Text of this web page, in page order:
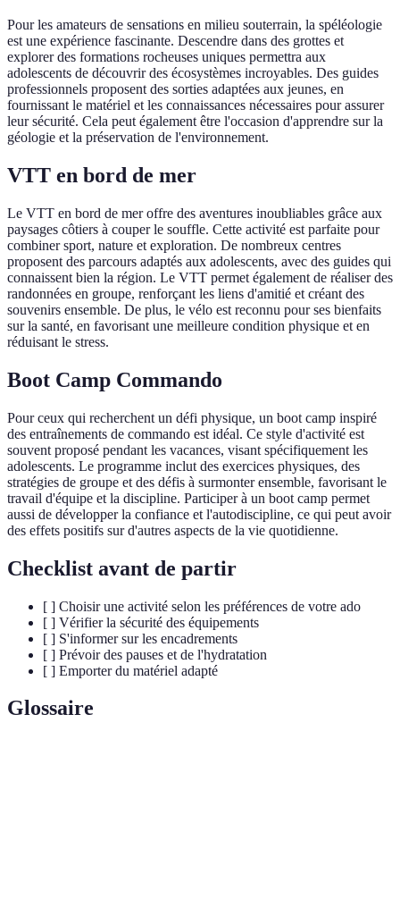
Pour les amateurs de sensations en milieu souterrain, la spéléologie
est une expérience fascinante. Descendre dans des grottes et
explorer des formations rocheuses uniques permettra aux
adolescents de découvrir des écosystèmes incroyables. Des guides
professionnels proposent des sorties adaptées aux jeunes, en
fournissant le matériel et les connaissances nécessaires pour assurer
leur sécurité. Cela peut également être l'occasion d'apprendre sur la
géologie et la préservation de l'environnement.
VTT en bord de mer
Le VTT en bord de mer offre des aventures inoubliables grâce aux
paysages côtiers à couper le souffle. Cette activité est parfaite pour
combiner sport, nature et exploration. De nombreux centres
proposent des parcours adaptés aux adolescents, avec des guides qui
connaissent bien la région. Le VTT permet également de réaliser des
randonnées en groupe, renforçant les liens d'amitié et créant des
souvenirs ensemble. De plus, le vélo est reconnu pour ses bienfaits
sur la santé, en favorisant une meilleure condition physique et en
réduisant le stress.
Boot Camp Commando
Pour ceux qui recherchent un défi physique, un boot camp inspiré
des entraînements de commando est idéal. Ce style d'activité est
souvent proposé pendant les vacances, visant spécifiquement les
adolescents. Le programme inclut des exercices physiques, des
stratégies de groupe et des défis à surmonter ensemble, favorisant le
travail d'équipe et la discipline. Participer à un boot camp permet
aussi de développer la confiance et l'autodiscipline, ce qui peut avoir
des effets positifs sur d'autres aspects de la vie quotidienne.
Checklist avant de partir
[ ] Choisir une activité selon les préférences de votre ado
[ ] Vérifier la sécurité des équipements
[ ] S'informer sur les encadrements
[ ] Prévoir des pauses et de l'hydratation
[ ] Emporter du matériel adapté
Glossaire